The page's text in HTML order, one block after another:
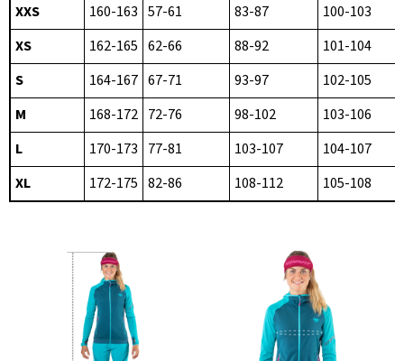
XXS
160-163 57-61 83-87
100-103
XS
162-165 62-66 88-92
101-104
S
164-167 67-71 93-97
102-105
M
168-172 72-76 98-102
103-106
L
170-173 77-81 103-107
104-107
XL
172-175 82-86 108-112 105-108